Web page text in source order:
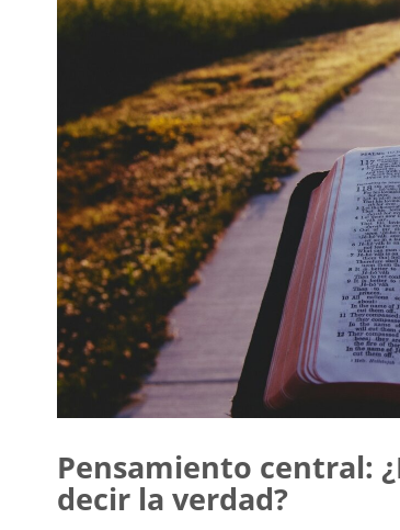
Pensamiento central:
decir la verdad?